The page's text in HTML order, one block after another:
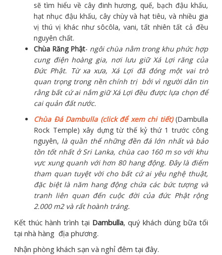
sẽ tìm hiểu về cây đinh hương, quế, bạch đậu khấu,
hạt nhục đậu khấu, cây chùy và hạt tiêu, và nhiều gia
vị thú vị khác như sôcôla, vani, tất nhiên tất cả đều
nguyên chất.
Chùa Răng Phật- ngôi chùa nằm trong khu phức hợp
cung điện hoàng gia, nơi lưu giữ Xá Lợi răng của
Đức Phật. Từ xa xưa, Xá Lợi đã đóng một vai trò
quan trọng trong nền chính trị bởi vì người dân tin
rằng bất cứ ai nắm giữ Xá Lợi đều được lựa chọn để
cai quản đất nước.
Chùa Đá Dambulla (click để xem chi tiết)(Dambulla
Rock Temple) xây dựng từ thế kỷ thứ 1 trước công
nguyên, là quần thể những đền đá lớn nhất và bảo
tồn tốt nhất ở Sri Lanka, chùa cao 160 m so với khu
vực xung quanh với hơn 80 hang động. Đây là điểm
tham quan tuyệt vời cho bất cứ ai yêu nghệ thuật,
đặc biệt là năm hang động chứa các bức tượng và
tranh liên quan đến cuộc đời của đức Phật rộng
2.000 m2 và rất hoành tráng.
Kết thúc hành trình tại Dambulla, quý khách dùng bữa tối
tại nhà hàng địa phương.
Nhận phòng khách sạn và nghỉ đêm tại đây.